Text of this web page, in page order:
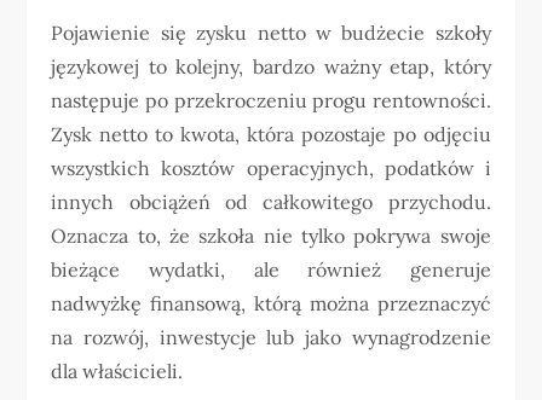
Pojawienie się zysku netto w budżecie szkoły
językowej to kolejny, bardzo ważny etap, który
następuje po przekroczeniu progu rentowności.
Zysk netto to kwota, która pozostaje po odjęciu
wszystkich kosztów operacyjnych, podatków i
innych obciążeń od całkowitego przychodu.
Oznacza to, że szkoła nie tylko pokrywa swoje
bieżące wydatki, ale również generuje
nadwyżkę finansową, którą można przeznaczyć
na rozwój, inwestycje lub jako wynagrodzenie
dla właścicieli.